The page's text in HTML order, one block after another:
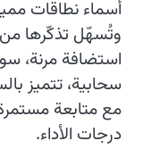
أسماء نطاقات
وتُسهّل تذكّرها من
استضافة مرنة،
سحابية، تتميز
مع متابعة
درجات الأداء.